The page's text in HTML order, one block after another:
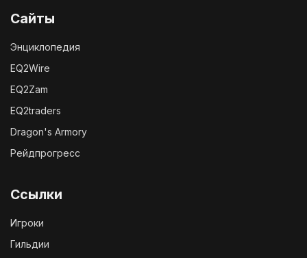
Сайты
Энциклопедия
EQ2Wire
EQ2Zam
EQ2traders
Dragon's Armory
Рейдпрогресс
Ссылки
Игроки
Гильдии